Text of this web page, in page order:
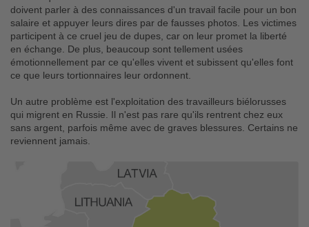
doivent parler à des connaissances d'un travail facile pour un bon
salaire et appuyer leurs dires par de fausses photos. Les victimes
participent à ce cruel jeu de dupes, car on leur promet la liberté
en échange. De plus, beaucoup sont tellement usées
émotionnellement par ce qu'elles vivent et subissent qu'elles font
ce que leurs tortionnaires leur ordonnent.
Un autre problème est l'exploitation des travailleurs biélorusses
qui migrent en Russie. Il n'est pas rare qu'ils rentrent chez eux
sans argent, parfois même avec de graves blessures. Certains ne
reviennent jamais.